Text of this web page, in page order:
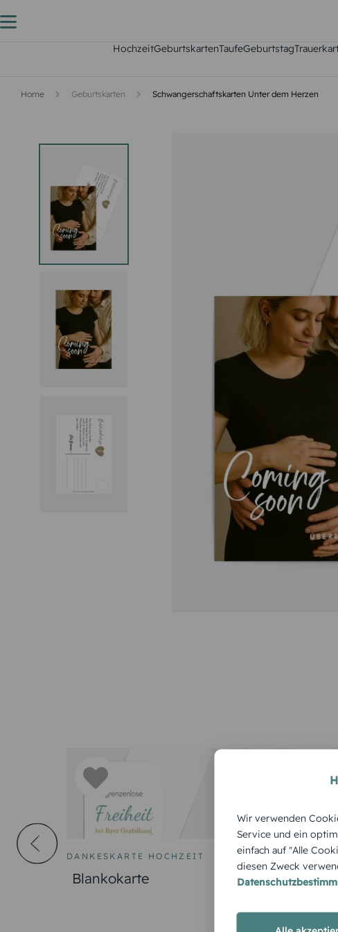
HochzeitGeburtskartenTaufeGeburtstag
Home Geburtskarten Schwangerschaftskarten Unter dem Herzen
DANKESKARTE HOCHZEIT
Blankokarte
MODERN
Mein Herz
Wir verwenden
Service und ein
einfach auf "Alle
diesen Zweck